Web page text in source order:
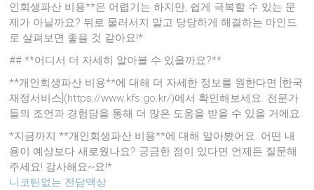
인회생파산 비용**은 어렵기는 하지만, 쉽게 극복할 수 있는 문
제가 아닐까요? 뒤로 물러서지 말고 당당하게 해결하는 마인드
로 살펴보면 좋을 것 같아요!*
## **어디서 더 자세히 알아볼 수 있을까요?**
**개인회생파산 비용**에 대해 더 자세한 정보를 원한다면 [한국
재정서비스](https://www.kfs.go.kr/)에서 확인해보세요. 전문가
들의 조언과 경험담을 통해 더 많은 도움을 받을 수 있을 거에요.
*지금까지 **개인회생파산 비용**에 대해 알아봤어요. 어떤 내
용이 예상보다 새로웠나요? 궁금한 점이 있다면 언제든 질문해
주세요! 감사해요~요!*
니코틴없는 전담액상